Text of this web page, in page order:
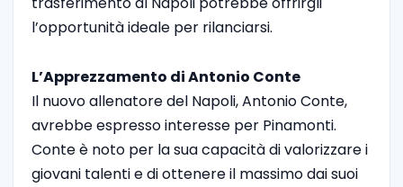
l’opportunità ideale per rilanciarsi.
L’Apprezzamento di Antonio Conte
Il nuovo allenatore del Napoli, Antonio Conte,
avrebbe espresso interesse per Pinamonti.
Conte è noto per la sua capacità di valorizzare i
giovani talenti e di ottenere il massimo dai suoi